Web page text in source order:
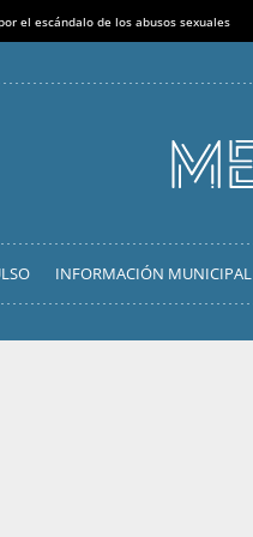
el escándalo de los abusos sexuales
INFORMACIÓN MUNICIPAL